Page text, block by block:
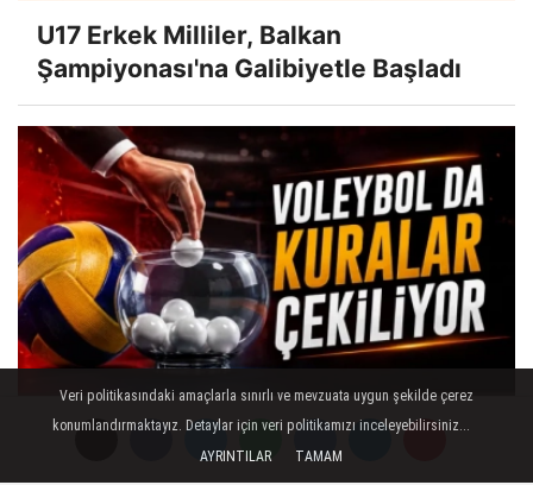
U17 Erkek Milliler, Balkan
Şampiyonası'na Galibiyetle Başladı
Voleybolda Kuralar Çekiliyor
Veri politikasındaki amaçlarla sınırlı ve mevzuata uygun şekilde çerez
konumlandırmaktayız. Detaylar için veri politikamızı inceleyebilirsiniz...
AYRINTILAR
TAMAM